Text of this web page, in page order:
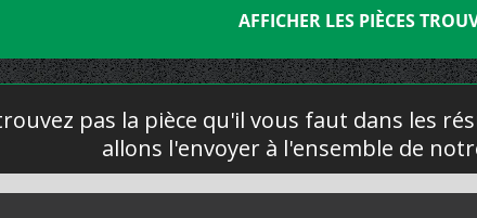
AFFICHER LES PIÈCES
pas la pièce qu'il vous faut dans les
allons l'envoyer à l'ensemble de